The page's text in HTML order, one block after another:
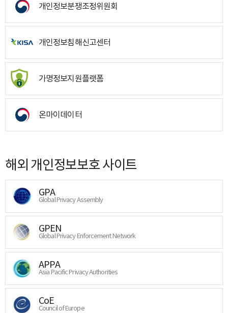
개인정보분쟁조정위원회
개인정보침해신고센터
가명정보지원플랫폼
온마이데이터
해외 개인정보보호 사이트
GPA
Global Privacy Assembly
GPEN
Global Privacy Enforcement Network
APPA
Asia Pacific Privacy Authorities
CoE
Council of Europe